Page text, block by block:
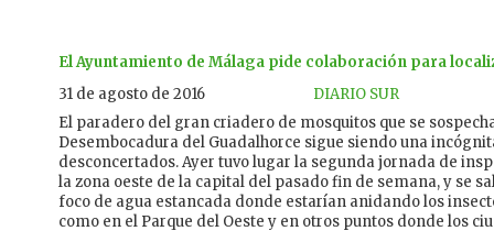
El Ayuntamiento de Málaga pide colaboración para
31 de agosto de 2016
DIARIO SUR
El paradero del gran criadero de mosquitos que se
Desembocadura del Guadalhorce sigue siendo una
desconcertados. Ayer tuvo lugar la segunda jornada de
la zona oeste de la capital del pasado fin de semana, y se
foco de agua estancada donde estarían anidando los
como en el Parque del Oeste y en otros puntos donde los